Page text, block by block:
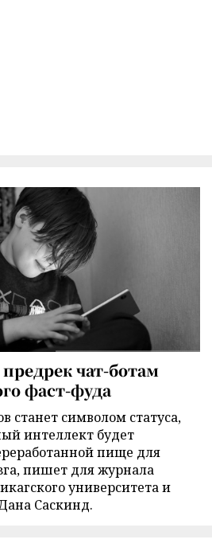
чат-ботам
фаст-фуда
станет символом статуса,
интеллект будет
пище для
пишет для журнала
университета и
Саскинд.